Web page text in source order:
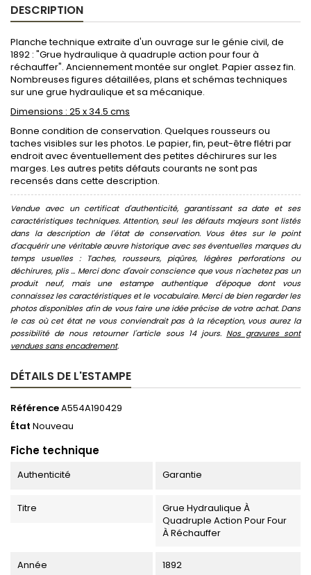
DESCRIPTION
Planche technique extraite d'un ouvrage sur le génie civil, de
1892 : "Grue hydraulique à quadruple action pour four à
réchauffer". Anciennement montée sur onglet. Papier assez fin.
Nombreuses figures détaillées, plans et schémas techniques
sur une grue hydraulique et sa mécanique.
Dimensions : 25 x 34.5 cms
Bonne condition de conservation. Quelques rousseurs ou
taches visibles sur les photos. Le papier, fin, peut-être flétri par
endroit avec éventuellement des petites déchirures sur les
marges. Les autres petits défauts courants ne sont pas
recensés dans cette description.
Vendue avec un certificat d'authenticité, garantissant sa date et ses
caractéristiques techniques. Attention, seul les défauts majeurs sont listés
dans la description de l'état de conservation. Vous êtes sur le point
d'acquérir une véritable œuvre historique avec ses éventuelles marques du
temps usuelles : Taches, rousseurs, piqûres, légères perforations ou
déchirures, plis ... Merci donc d'avoir conscience que vous n'achetez pas un
produit neuf, mais une estampe authentique d'époque dont vous
connaissez les caractéristiques et le vocabulaire. Merci de bien regarder les
photos disponibles afin de vous faire une idée précise de votre achat. Dans
le cas où cet état ne vous conviendrait pas à la réception, vous aurez la
possibilité de nous retourner l'article sous 14 jours. Nos gravures sont
vendues sans encadrement.
DÉTAILS DE L'ESTAMPE
RéférenceA554A190429
État Nouveau
Fiche technique
Authenticité Garantie
Titre
Grue Hydraulique À
Quadruple Action Pour Four
À Réchauffer
Année 1892